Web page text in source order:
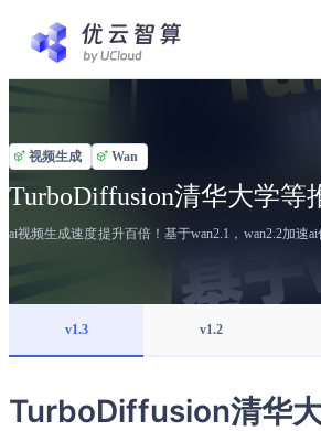
视频生成 Wan
TurboDiffusion清华大学
ai视频生成速度提升百倍！基于wan2.1，wan2.2加速
v1.3 v1.2
TurboDiffusion清华